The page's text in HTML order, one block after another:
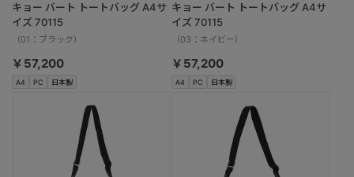
A4 PC 日本製
キョー バート トートバッグ A4サ
イズ 70115
（01：ブラック）
￥57,200
A4 PC 日本製
キョー バート トートバッグ A4サ
イズ 70115
（03：ネイビー）
￥57,200